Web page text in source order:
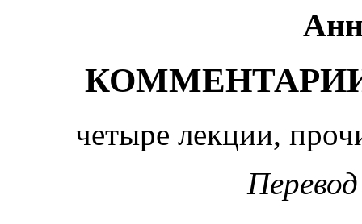
четыре лекции,